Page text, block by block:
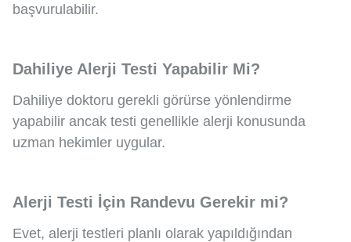
başvurulabilir.
Dahiliye Alerji Testi Yapabilir Mi?
Dahiliye doktoru gerekli görürse yönlendirme
yapabilir ancak testi genellikle alerji konusunda
uzman hekimler uygular.
Alerji Testi İçin Randevu Gerekir mi?
Evet, alerji testleri planlı olarak yapıldığından